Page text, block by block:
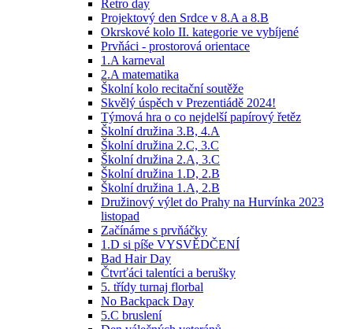
Retro day
Projektový den Srdce v 8.A a 8.B
Okrskové kolo II. kategorie ve vybíjené
Prvňáci - prostorová orientace
1.A karneval
2.A matematika
Školní kolo recitační soutěže
Skvělý úspěch v Prezentiádě 2024!
Týmová hra o co nejdelší papírový řetěz
Školní družina 3.B, 4.A
Školní družina 2.C, 3.C
Školní družina 2.A, 3.C
Školní družina 1.D, 2.B
Školní družina 1.A, 2.B
Družinový výlet do Prahy na Hurvínka 2023
listopad
Začínáme s prvňáčky
1.D si píše VYSVĚDČENÍ
Bad Hair Day
Čtvrťáci talentíci a berušky
5. třídy turnaj florbal
No Backpack Day
5.C bruslení